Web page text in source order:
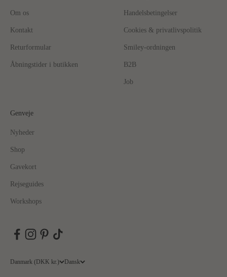
Om os
Kontakt
Returformular
Åbningstider i butikken
Handelsbetingelser
Cookies & privatlivspolitik
Smiley-ordningen
B2B
Job
Genveje
Nyheder
Shop
Gavekort
Rejseguides
Workshops
Danmark (DKK kr.) Dansk